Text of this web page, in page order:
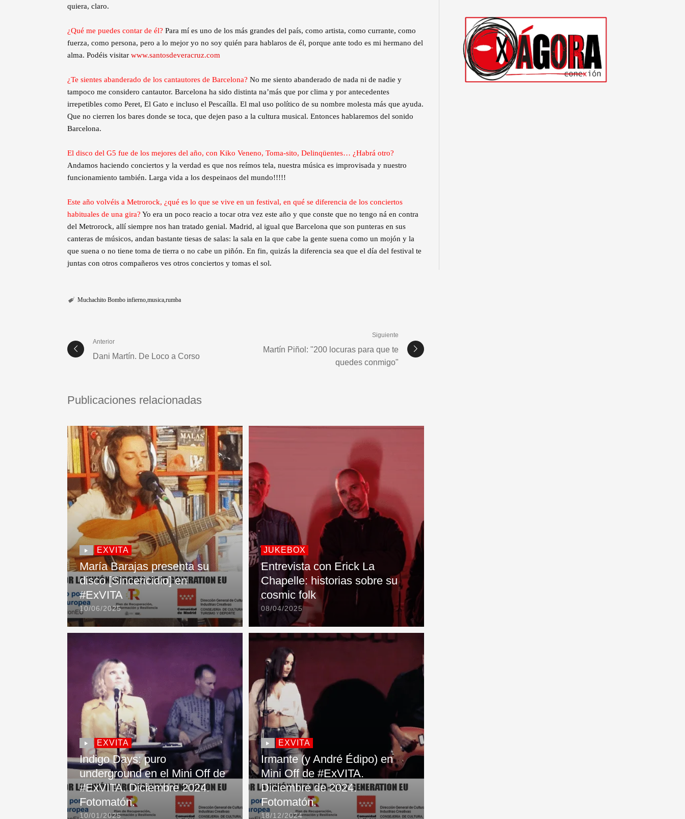
quiera, claro.
¿Qué me puedes contar de él? Para mí es uno de los más grandes del país, como artista, como currante, como
fuerza, como persona, pero a lo mejor yo no soy quién para hablaros de él, porque ante todo es mi hermano del
alma. Podéis visitar www.santosdeveracruz.com
¿Te sientes abanderado de los cantautores de Barcelona? No me siento abanderado de nada ni de nadie y
tampoco me considero cantautor. Barcelona ha sido distinta na’más que por clima y por antecedentes
irrepetibles como Peret, El Gato e incluso el Pescaílla. El mal uso político de su nombre molesta más que ayuda.
Que no cierren los bares donde se toca, que dejen paso a la cultura musical. Entonces hablaremos del sonido
Barcelona.
El disco del G5 fue de los mejores del año, con Kiko Veneno, Toma-sito, Delinqüentes… ¿Habrá otro?
Andamos haciendo conciertos y la verdad es que nos reímos tela, nuestra música es improvisada y nuestro
funcionamiento también. Larga vida a los despeinaos del mundo!!!!!
Este año volvéis a Metrorock, ¿qué es lo que se vive en un festival, en qué se diferencia de los conciertos
habituales de una gira? Yo era un poco reacio a tocar otra vez este año y que conste que no tengo ná en contra
del Metrorock, allí siempre nos han tratado genial. Madrid, al igual que Barcelona que son punteras en sus
canteras de músicos, andan bastante tiesas de salas: la sala en la que cabe la gente suena como un mojón y la
que suena o no tiene toma de tierra o no cabe un piñón. En fin, quizás la diferencia sea que el día del festival te
juntas con otros compañeros ves otros conciertos y tomas el sol.
Muchachito Bombo infierno musica rumba
Anterior
Dani Martín. De Loco a Corso
Siguiente
Martín Piñol: "200 locuras para que te
quedes conmigo"
Publicaciones relacionadas
EXVITA
María Barajas presenta su
disco [Sincericidio] en
#ExVITA
10/06/2025
JUKEBOX
Entrevista con Erick La
Chapelle: historias sobre su
cosmic folk
08/04/2025
EXVITA
Indigo Days: puro
underground en el Mini Off de
#ExVITA. Diciembre 2024.
Fotomatón.
10/01/2025
EXVITA
Irmante (y André Édipo) en
Mini Off de #ExVITA.
Diciembre de 2024.
Fotomatón.
18/12/2024